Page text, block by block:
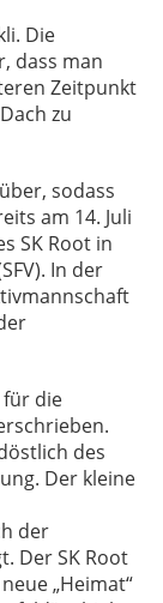
Die
dass man
Zeitpunkt
zu
sodass
am 14. Juli
SK Root in
In der
für die
des
Der kleine
der
Der SK Root
„Heimat“